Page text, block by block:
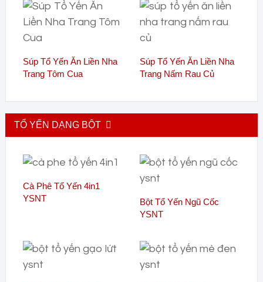
Súp Tổ Yến Ăn Liền Nha
Trang Tôm Cua
Súp Tổ Yến Ăn Liền Nha
Trang Nấm Rau Củ
TỔ YẾN DẠNG BỘT
Cà Phê Tổ Yến 4in1
YSNT
Bột Tổ Yến Ngũ Cốc
YSNT